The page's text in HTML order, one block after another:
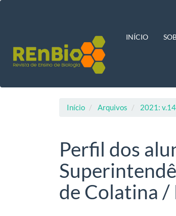
Barra
Lateral
INÍCIO
Início Arquivos 2021:
Perfil dos
de Colatina